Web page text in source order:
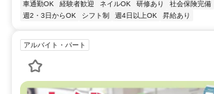
車通勤OK
経験者歓迎 ネイルOK 研修あり 社会保険完備
週2・3日からOK
シフト制 週4日以上OK 昇給あり
アルバイト・パート